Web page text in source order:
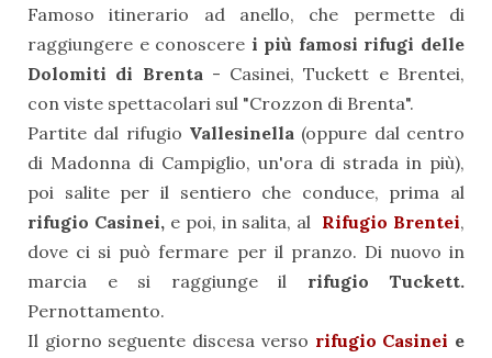
Famoso itinerario ad anello, che permette di
raggiungere e conoscere i più famosi rifugi delle
Dolomiti di Brenta - Casinei, Tuckett e Brentei,
con viste spettacolari sul "Crozzon di Brenta".
Partite dal rifugio Vallesinella (oppure dal centro
di Madonna di Campiglio, un'ora di strada in più),
poi salite per il sentiero che conduce, prima al
rifugio Casinei,e poi, in salita, al Rifugio Brentei,
dove ci si può fermare per il pranzo. Di nuovo in
marcia e si raggiunge il rifugio Tuckett.
Pernottamento.
Il giorno seguente discesa verso rifugio Casinei e